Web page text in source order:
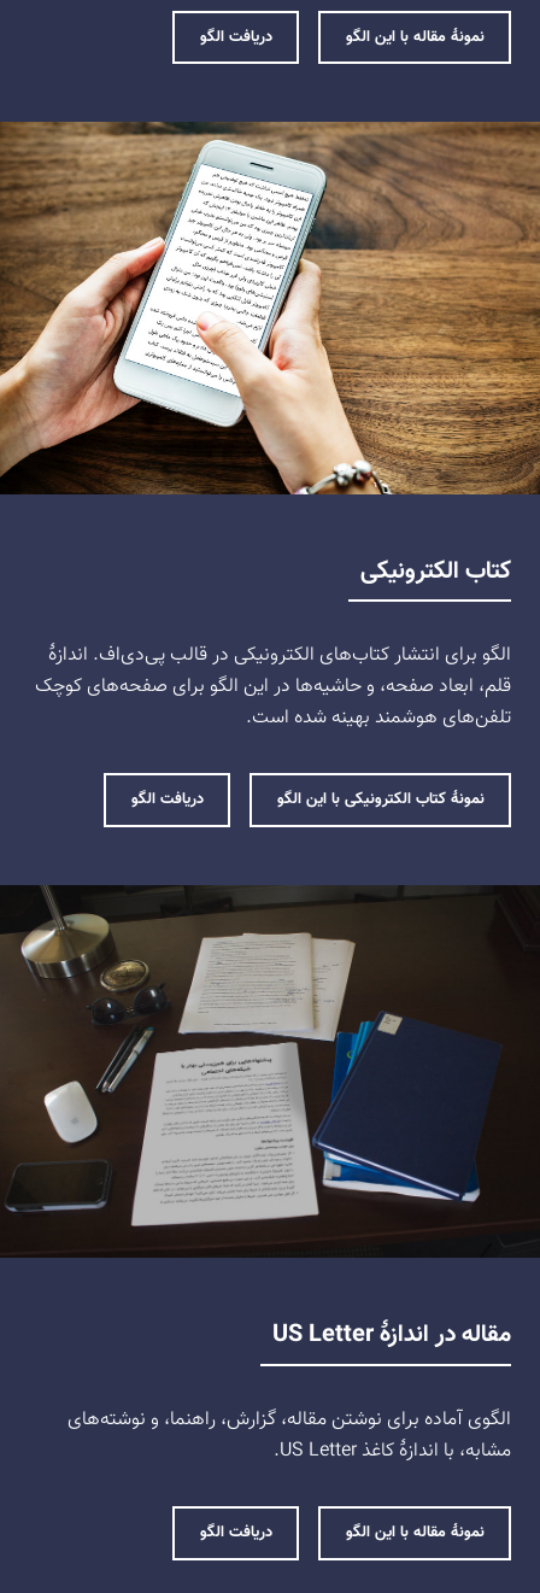
نمونهٔ مقاله با این الگو دریافت الگو
کتاب الکترونیکی
الگو برای انتشار کتاب‌های الکترونیکی در قالب پی‌دی‌اف. اندازهٔ
قلم، ابعاد صفحه، و حاشیه‌ها در این الگو برای صفحه‌های کوچک
تلفن‌های هوشمند بهینه شده است.
نمونهٔ کتاب الکترونیکی با این الگو دریافت الگو
مقاله در اندازهٔ US Letter
الگوی آماده برای نوشتن مقاله، گزارش، راهنما، و نوشته‌های
مشابه، با اندازهٔ کاغذ US Letter.
نمونهٔ مقاله با این الگو دریافت الگو